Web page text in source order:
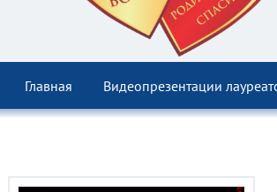
Главная Видеопрезентации